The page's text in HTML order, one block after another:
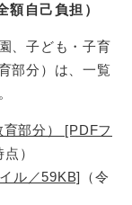
自己負担）
、子ども・子育
部分）は、一覧
部分） [PDFフ
）
ル／59KB]
（令